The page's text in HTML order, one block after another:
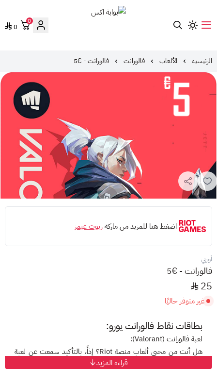
0
0
الرئيسية الألعاب فالورانت فالورانت - €5
اضغط هنا للمزيد من ماركةريوت غيمز
أوربي
فالورانت - €5
25
غير متوفر حاليًا
بطاقات نقاط فالورانت يورو:
لعبة فالورانت (Valorant):
هل أنت من محبي ألعاب منصة Riot؟ إذاً، بالتأكيد سمعت عن لعبة
Valorant، واحدة من أشهر وأكثر ألعاب التصويب إثارة على الساحة
قراءة المزيد